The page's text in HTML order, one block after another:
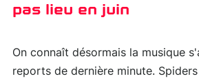
pas lieu en juin
On connaît désormais la musique
reports de dernière minute.